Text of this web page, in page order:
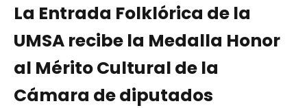
La Entrada Folklórica de la
UMSA recibe la Medalla Honor
al Mérito Cultural de la
Cámara de diputados